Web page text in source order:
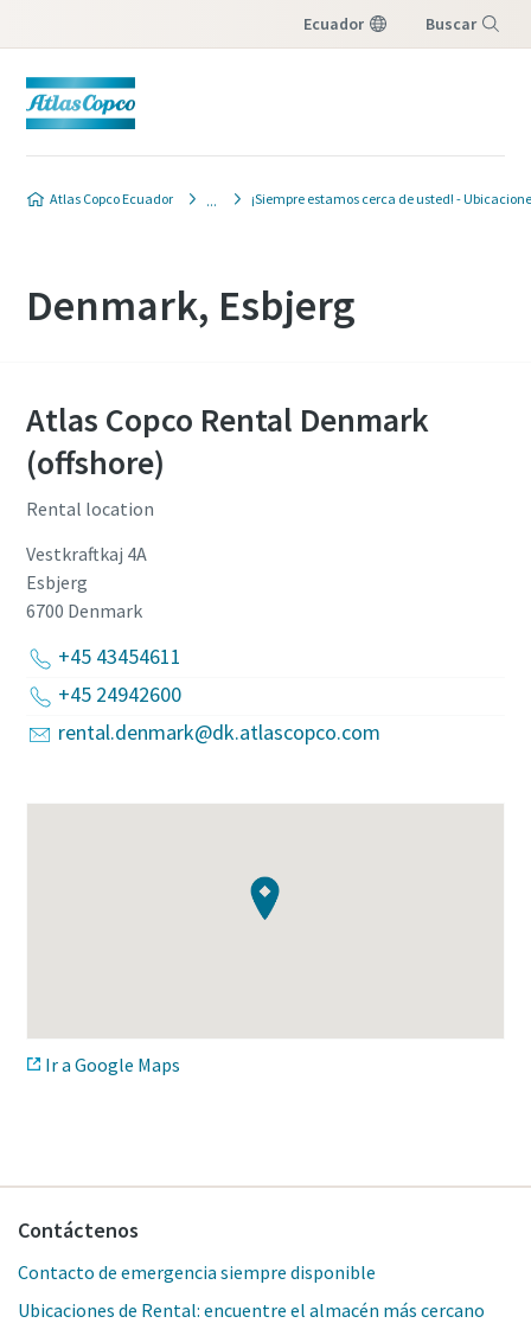
Ecuador Buscar
Atlas Copco Ecuador ¡Siempre estamos cerca de usted! -
Denmark, Esbjerg
Atlas Copco Rental Denmark
(offshore)
Rental location
Vestkraftkaj 4A
Esbjerg
6700 Denmark
+45 43454611
+45 24942600
rental.denmark@dk.atlascopco.com
Ir a Google Maps
Contáctenos
Contacto de emergencia siempre disponible
Ubicaciones de Rental: encuentre el almacén más cercano